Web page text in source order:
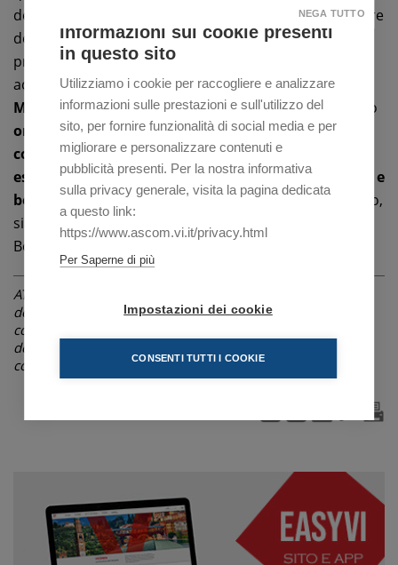
dell’amicizia, della creatività e della voglia di trascorrere
delle piacevoli giornate in compagnia di altri 50&Più
provenienti dai più svariati posti d’Italia, ma
accomunati dalla passione per l’arte - diceFiorenzo
Marcato presidente della 50&Più di Vicenza–. Siamo
orgogliosi degli ambiti riconoscimenti che il
concorso nazionale ha assegnato ai nostri soci e di
essere stati parte di un evento che esprime cultura e
bellezza, sia per le tante opere presentate al concorso,
sia per la location, quest’anno centrale al Golfo
Borromeo”.
ATTENZIONE: La notizia è riferita alla data di pubblicazione
dell'articolo indicata in alto, sotto il titolo. Le informazioni
contenute possono pertanto, nel corso del tempo, subire
delle variazioni non riportate in questa pagina, ma in
comunicazioni successive o non essere più attuali.
Informazioni sui cookie presenti
in questo sito
Utilizziamo i cookie per raccogliere e analizzare
informazioni sulle prestazioni e sull'utilizzo del
sito, per fornire funzionalità di social media e per
migliorare e personalizzare contenuti e
pubblicità presenti. Per la nostra informativa
sulla privacy generale, visita la pagina dedicata
a questo link:
https://www.ascom.vi.it/privacy.html
Per Saperne di più
Impostazioni dei cookie
NEGA TUTTO
CONSENTI TUTTI I COOKIE